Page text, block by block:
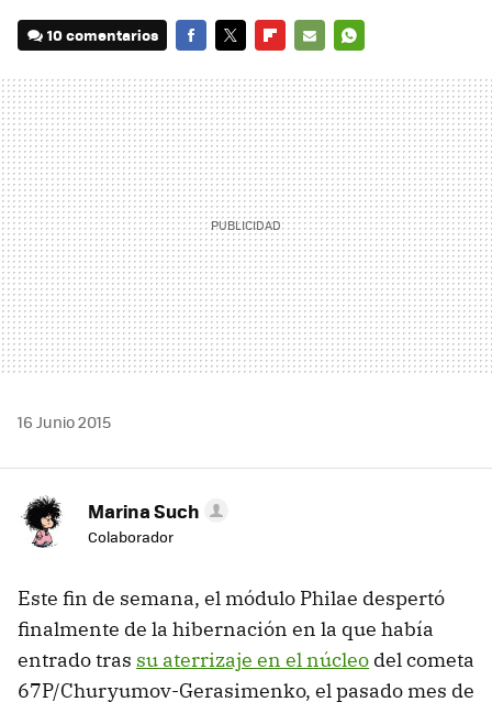
10 comentarios
MAIL
16 Junio 2015
Marina Such
Colaborador
Este fin de semana, el módulo Philae despertó
finalmente de la hibernación en la que había
entrado tras su aterrizaje en el núcleo del cometa
67P/Churyumov-Gerasimenko, el pasado mes de